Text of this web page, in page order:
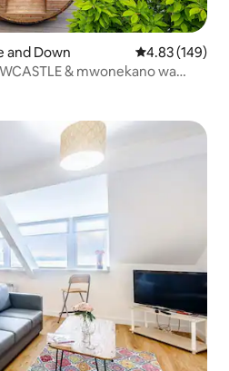
and Down Ukadiriaji wa
4.83 (149)
& mwonekano wa